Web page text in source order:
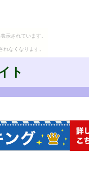
示されています。
なくなります。
ト